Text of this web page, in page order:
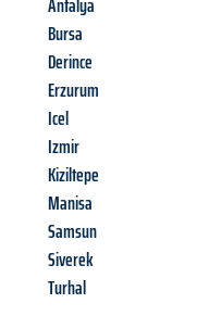
Bursa
Derince
Erzurum
Icel
Izmir
Kiziltepe
Manisa
Samsun
Siverek
Turhal